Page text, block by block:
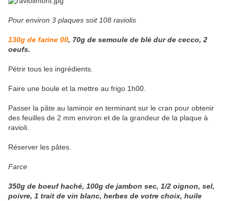
Pour environ 3 plaques soit 108 raviolis
130g de farine 00, 70g de semoule de blé dur de cecco, 2
oeufs.
Pétrir tous les ingrédients.
Faire une boule et la mettre au frigo 1h00.
Passer la pâte au laminoir en terminant sur le cran pour obtenir
des feuilles de 2 mm environ et de la grandeur de la plaque à
ravioli.
Réserver les pâtes.
Farce
350g de boeuf haché, 100g de jambon sec, 1/2 oignon, sel,
poivre, 1 trait de vin blanc, herbes de votre choix, huile